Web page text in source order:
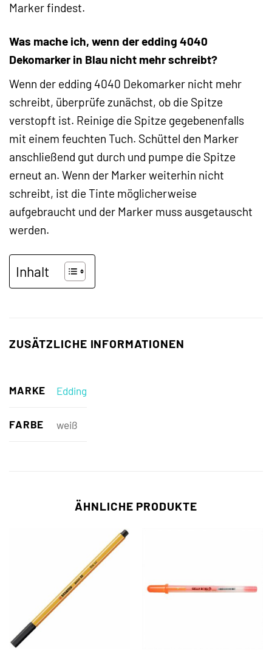
Marker findest.
Was mache ich, wenn der edding 4040
Dekomarker in Blau nicht mehr schreibt?
Wenn der edding 4040 Dekomarker nicht mehr
schreibt, überprüfe zunächst, ob die Spitze
verstopft ist. Reinige die Spitze gegebenenfalls
mit einem feuchten Tuch. Schüttel den Marker
anschließend gut durch und pumpe die Spitze
erneut an. Wenn der Marker weiterhin nicht
schreibt, ist die Tinte möglicherweise
aufgebraucht und der Marker muss ausgetauscht
werden.
Inhalt
ZUSÄTZLICHE INFORMATIONEN
MARKE Edding
FARBE weiß
ÄHNLICHE PRODUKTE